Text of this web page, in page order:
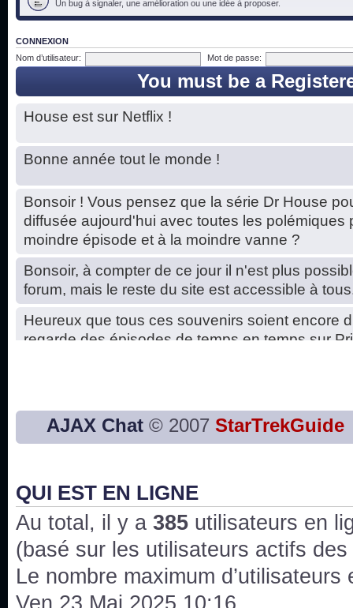
Un bug à signaler, une amélioration ou une idée à proposer.
CONNEXION
Nom d’utilisateur:
Mot de passe:
You must be a
House est sur Netflix !
Bonne année tout le monde !
Bonsoir ! Vous pensez que la série Dr House
diffusée aujourd'hui avec toutes les polémiques
moindre épisode et à la moindre vanne ?
Bonsoir, à compter de ce jour il n'est plus
forum, mais le reste du site est accessible à
Heureux que tous ces souvenirs soient encore
regarde des épisodes de temps en temps sur
Bon, 2020, ça n'a pas trop marché. JE vous
issus des saisons 6; 7 et 8 !
Bonne année 2020 !
Bonne année 2019 !
Joyeux Noël !
AJAX Chat © 2007 StarTrekGuide
QUI EST EN LIGNE
Au total, il y a 385 utilisateurs en
(basé sur les utilisateurs actifs
Le nombre maximum
Ven 23 Mai 2025 10:16